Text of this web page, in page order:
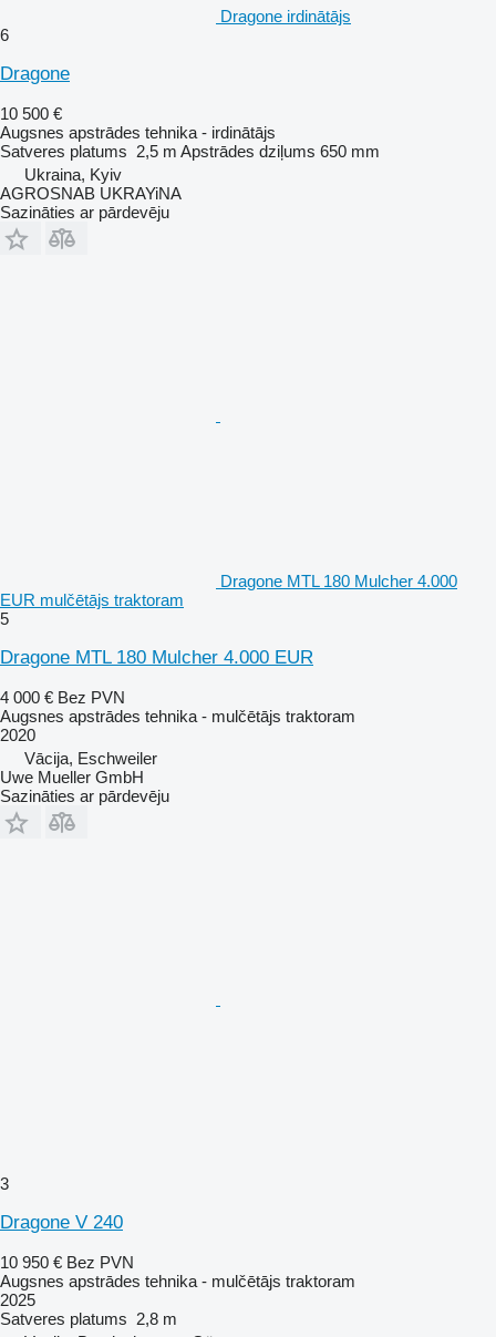
Dragone irdinātājs
6
Dragone
10 500 €
Augsnes apstrādes tehnika - irdinātājs
Satveres platums 2,5 m Apstrādes dziļums 650 mm
Ukraina, Kyiv
AGROSNAB UKRAYiNA
Sazināties ar pārdevēju
Dragone MTL 180 Mulcher 4.000
EUR mulčētājs traktoram
5
Dragone MTL 180 Mulcher 4.000 EUR
4 000 € Bez PVN
Augsnes apstrādes tehnika - mulčētājs traktoram
2020
Vācija, Eschweiler
Uwe Mueller GmbH
Sazināties ar pārdevēju
3
Dragone V 240
10 950 € Bez PVN
Augsnes apstrādes tehnika - mulčētājs traktoram
2025
Satveres platums 2,8 m